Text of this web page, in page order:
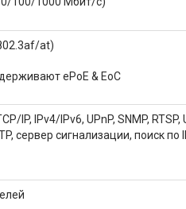
at)
ePoE & EoC
IP, IPv4/IPv6, UPnP, SNMP,
сервер сигнализации, поиск